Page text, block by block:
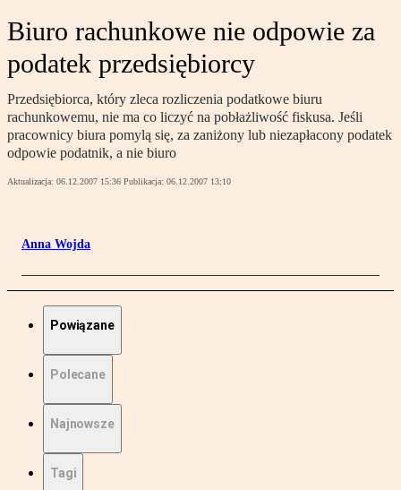
Biuro rachunkowe nie odpowie za
podatek przedsiębiorcy
Przedsiębiorca, który zleca rozliczenia podatkowe biuru
rachunkowemu, nie ma co liczyć na pobłażliwość fiskusa. Jeśli
pracownicy biura pomylą się, za zaniżony lub niezapłacony podatek
odpowie podatnik, a nie biuro
Aktualizacja: 06.12.2007 15:36 Publikacja: 06.12.2007 13:10
Anna Wojda
Powiązane
Polecane
Najnowsze
Tagi